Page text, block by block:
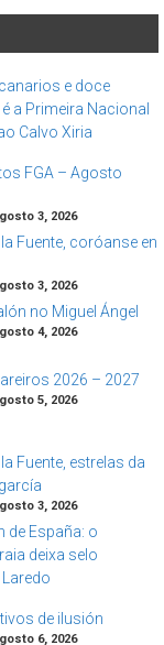
e doce
a Primeira Nacional
Calvo Xiria
FGA – Agosto
3, 2026
Fuente, coróanse en
3, 2026
no Miguel Ángel
4, 2026
2026 – 2027
5, 2026
Fuente, estrelas da
3, 2026
de España: o
deixa selo
de ilusión
6, 2026